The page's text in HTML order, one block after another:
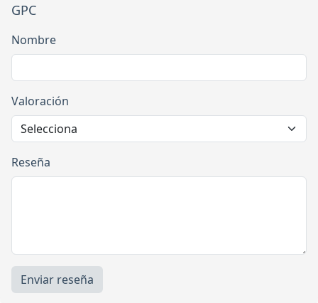
GPC
Nombre
Valoración
Reseña
Enviar reseña